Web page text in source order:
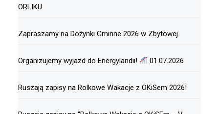
ORLIKU
Zapraszamy na Dożynki Gminne 2026 w Zbytowej.
Organizujemy wyjazd do Energylandii! 01.07.2026
Ruszają zapisy na Rolkowe Wakacje z OKiSem 2026!